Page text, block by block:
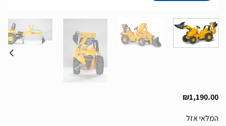
₪1,190.00
המלאי אזל